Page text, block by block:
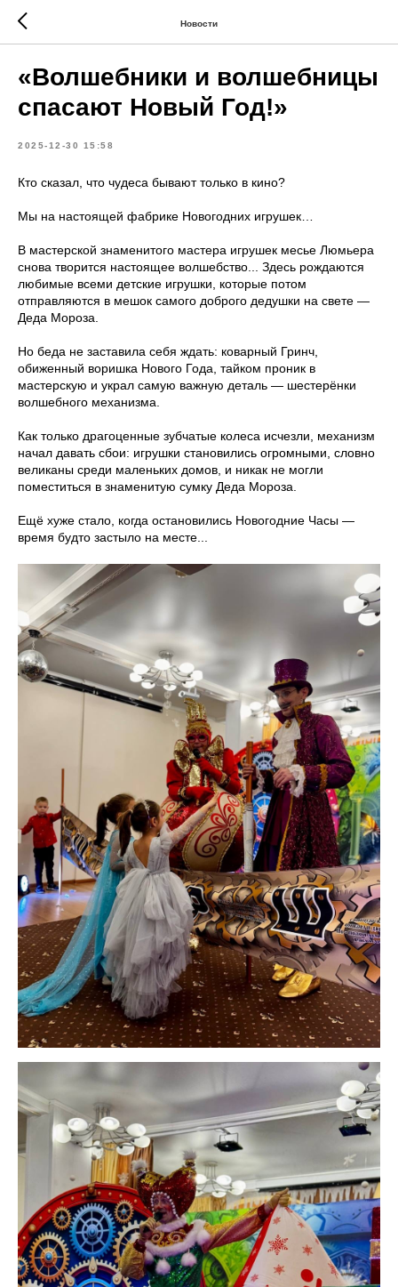
Новости
«Волшебники и волшебницы
спасают Новый Год!»
2025-12-30 15:58
Кто сказал, что чудеса бывают только в кино?
Мы на настоящей фабрике Новогодних игрушек…
В мастерской знаменитого мастера игрушек месье Люмьера
снова творится настоящее волшебство... Здесь рождаются
любимые всеми детские игрушки, которые потом
отправляются в мешок самого доброго дедушки на свете —
Деда Мороза.
Но беда не заставила себя ждать: коварный Гринч,
обиженный воришка Нового Года, тайком проник в
мастерскую и украл самую важную деталь — шестерёнки
волшебного механизма.
Как только драгоценные зубчатые колеса исчезли, механизм
начал давать сбои: игрушки становились огромными, словно
великаны среди маленьких домов, и никак не могли
поместиться в знаменитую сумку Деда Мороза.
Ещё хуже стало, когда остановились Новогодние Часы —
время будто застыло на месте...